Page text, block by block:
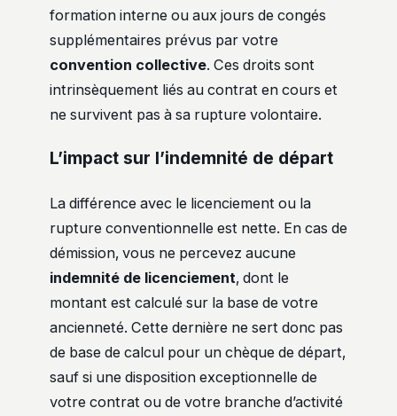
formation interne ou aux jours de congés
supplémentaires prévus par votre
convention collective. Ces droits sont
intrinsèquement liés au contrat en cours et
ne survivent pas à sa rupture volontaire.
L’impact sur l’indemnité de départ
La différence avec le licenciement ou la
rupture conventionnelle est nette. En cas de
démission, vous ne percevez aucune
indemnité de licenciement, dont le
montant est calculé sur la base de votre
ancienneté. Cette dernière ne sert donc pas
de base de calcul pour un chèque de départ,
sauf si une disposition exceptionnelle de
votre contrat ou de votre branche d’activité